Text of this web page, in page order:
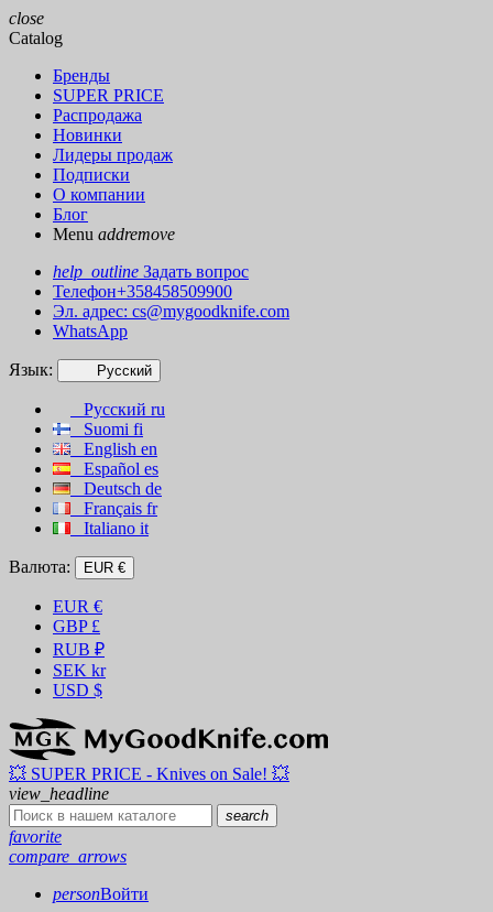
close
Catalog
Бренды
SUPER PRICE
Распродажа
Новинки
Лидеры продаж
Подписки
О компании
Блог
Menu addremove
help_outline Задать вопрос
Телефон+358458509900
Эл. адрес: cs@mygoodknife.com
WhatsApp
Язык: Русский
Русский ru
Suomi fi
English en
Español es
Deutsch de
Français fr
Italiano it
Валюта: EUR €
EUR €
GBP £
RUB ₽
SEK kr
USD $
💥 SUPER PRICE - Knives on Sale! 💥
view_headline
search
favorite
compare_arrows
personВойти